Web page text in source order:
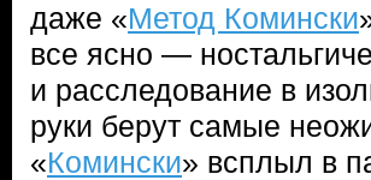
даже «Метод Комински
все ясно —
и расследование в
руки берут самые
«Комински» всплыл в